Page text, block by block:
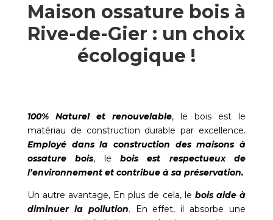
Maison ossature bois à
Rive-de-Gier : un choix
écologique !
100% Naturel et renouvelable, le bois est le
matériau de construction durable par excellence.
Employé dans la construction des maisons à
ossature bois, le bois est respectueux de
l’environnement et contribue à sa préservation.
Un autre avantage, En plus de cela, le bois aide à
diminuer la pollution. En effet, il absorbe une